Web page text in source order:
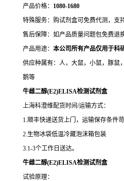
产品价格： 1080-1680
特殊服务：购试剂盒可免费代测，支
售后保障：如产品质量问题包免费退换
产品用途： 本公司所有产品仅用于科
供应种属有：人，大鼠，小鼠，豚鼠
鹅等
牛雌二醇(E2)ELISA检测试剂盒
上海科澄维配货时间/运输方式：
1.顺丰快递送货上门，运输保存条件
2.生物冰袋低温冷藏泡沫箱包装
3.1-3个工作日送达。
牛雌二醇(E2)ELISA检测试剂盒
试验原理：